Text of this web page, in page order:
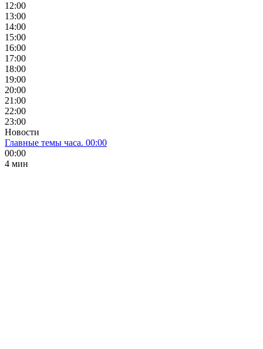
12:00
13:00
14:00
15:00
16:00
17:00
18:00
19:00
20:00
21:00
22:00
23:00
Новости
Главные темы часа. 00:00
00:00
4 мин